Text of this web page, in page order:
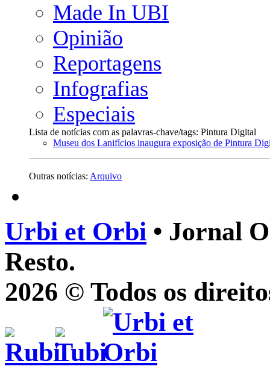
Made In UBI
Opinião
Reportagens
Infografias
Especiais
Lista de notícias com as palavras-chave/tags: Pintura Digital
Museu dos Lanifícios inaugura exposição de Pintura
Outras notícias: Arquivo
Urbi et Orbi • Jornal
Resto.
2026 © Todos os